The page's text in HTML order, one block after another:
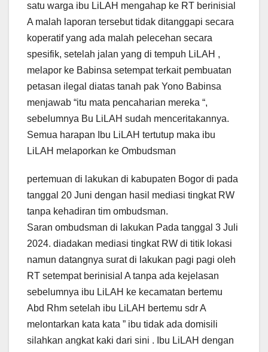
satu warga ibu LiLAH mengahap ke RT berinisial
A malah laporan tersebut tidak ditanggapi secara
koperatif yang ada malah pelecehan secara
spesifik, setelah jalan yang di tempuh LiLAH ,
melapor ke Babinsa setempat terkait pembuatan
petasan ilegal diatas tanah pak Yono Babinsa
menjawab “itu mata pencaharian mereka “,
sebelumnya Bu LiLAH sudah menceritakannya.
Semua harapan Ibu LiLAH tertutup maka ibu
LiLAH melaporkan ke Ombudsman
pertemuan di lakukan di kabupaten Bogor di pada
tanggal 20 Juni dengan hasil mediasi tingkat RW
tanpa kehadiran tim ombudsman.
Saran ombudsman di lakukan Pada tanggal 3 Juli
2024. diadakan mediasi tingkat RW di titik lokasi
namun datangnya surat di lakukan pagi pagi oleh
RT setempat berinisial A tanpa ada kejelasan
sebelumnya ibu LiLAH ke kecamatan bertemu
Abd Rhm setelah ibu LiLAH bertemu sdr A
melontarkan kata kata ” ibu tidak ada domisili
silahkan angkat kaki dari sini . Ibu LiLAH dengan